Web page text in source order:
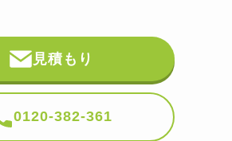
見積もり
0120-382-361